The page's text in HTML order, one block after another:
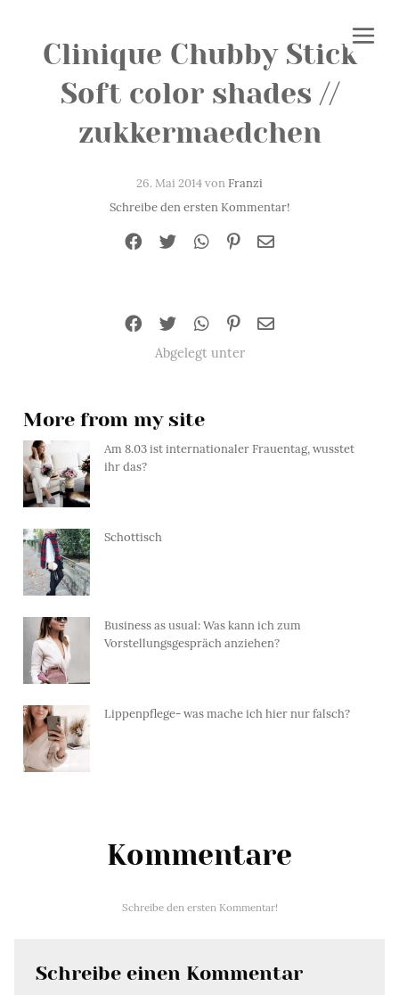
Clinique Chubby Stick
Soft color shades //
zukkermaedchen
26. Mai 2014 vonFranzi
Schreibe den ersten Kommentar!
Abgelegt unter
More from my site
Am 8.03 ist internationaler Frauentag, wusstet
ihr das?
Schottisch
Business as usual: Was kann ich zum
Vorstellungsgespräch anziehen?
Lippenpflege- was mache ich hier nur falsch?
Kommentare
Schreibe den ersten Kommentar!
Schreibe einen Kommentar